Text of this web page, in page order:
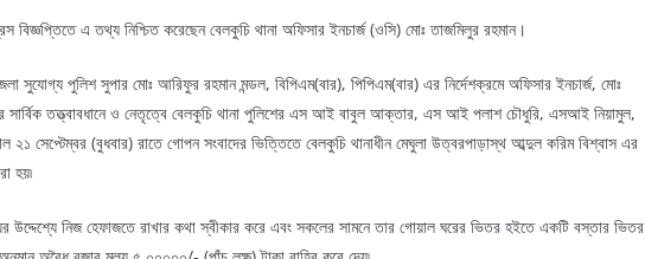
বিজ্ঞপ্তিতে এ তথ্য নিশ্চিত করেছেন বেলকুচি থানা অফিসার ইনচার্জ (ওসি) মোঃ তাজমিলুর রহমান।
সুযোগ্য পুলিশ সুপার মোঃ আরিফুর রহমান মন্ডল, বিপিএম(বার), পিপিএম(বার) এর নির্দেশক্রমে অফিসার ইনচার্জ, মোঃ
সার্বিক তত্ত্বাবধানে ও নেতৃত্বে বেলকুচি থানা পুলিশের এস আই বাবুল আক্তার, এস আই পলাশ চৌধুরি, এসআই নিয়ামুল,
সেপ্টেম্বর (বুধবার) রাতে গোপন সংবাদের ভিত্তিতে বেলকুচি থানাধীন মেঘুলা উত্বরপাড়াস্থ আব্দুল করিম বিশ্বাস এর
হয়৷
উদ্দেশ্যে নিজ হেফাজতে রাখার কথা স্বীকার করে এবং সকলের সামনে তার গোয়াল ঘরের ভিতর হইতে একটি বস্তার ভিতর